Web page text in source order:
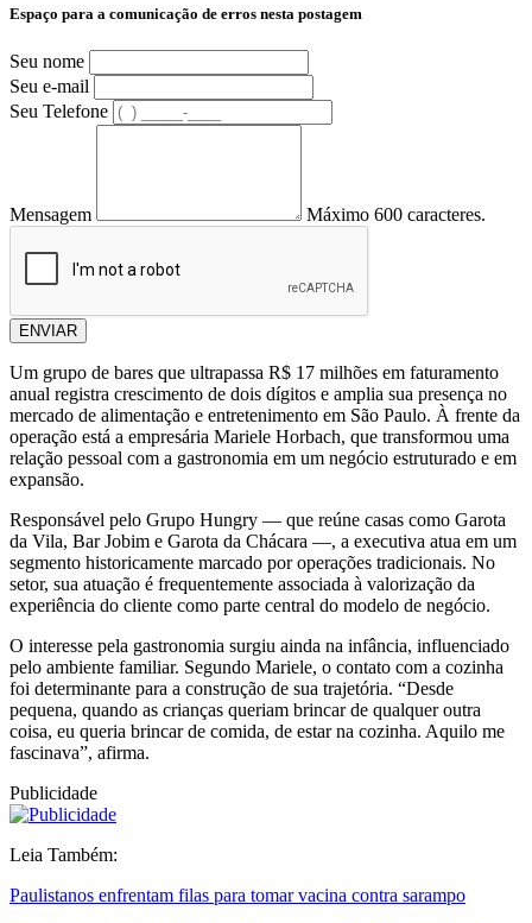
Espaço para a comunicação de erros nesta postagem
Seu nome
Seu e-mail
Seu Telefone
Mensagem Máximo 600 caracteres.
ENVIAR
Um grupo de bares que ultrapassa R$ 17 milhões em faturamento
anual registra crescimento de dois dígitos e amplia sua presença no
mercado de alimentação e entretenimento em São Paulo. À frente da
operação está a empresária Mariele Horbach, que transformou uma
relação pessoal com a gastronomia em um negócio estruturado e em
expansão.
Responsável pelo Grupo Hungry — que reúne casas como Garota
da Vila, Bar Jobim e Garota da Chácara —, a executiva atua em um
segmento historicamente marcado por operações tradicionais. No
setor, sua atuação é frequentemente associada à valorização da
experiência do cliente como parte central do modelo de negócio.
O interesse pela gastronomia surgiu ainda na infância, influenciado
pelo ambiente familiar. Segundo Mariele, o contato com a cozinha
foi determinante para a construção de sua trajetória. “Desde
pequena, quando as crianças queriam brincar de qualquer outra
coisa, eu queria brincar de comida, de estar na cozinha. Aquilo me
fascinava”, afirma.
Publicidade
Leia Também:
Paulistanos enfrentam filas para tomar vacina contra sarampo